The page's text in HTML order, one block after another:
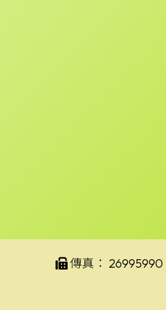
傳真： 26995990